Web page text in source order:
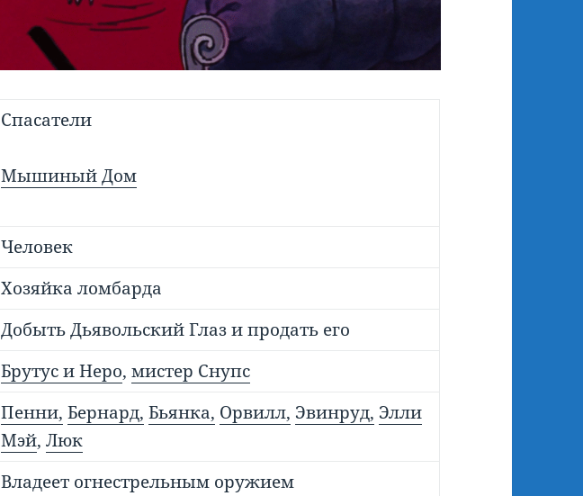
Спасатели
Мышиный Дом
Человек
Хозяйка ломбарда
Добыть Дьявольский Глаз и продать его
Брутус и Неро, мистер Снупс
Пенни, Бернард, Бьянка, Орвилл, Эвинруд, Элли
Мэй, Люк
Владеет огнестрельным оружием